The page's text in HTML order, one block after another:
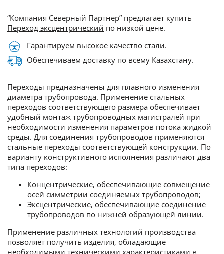
“Компания Северный Партнер” предлагает купить
Переход эксцентрический по низкой цене.
Гарантируем высокое качество стали.
Обеспечиваем доставку по всему Казахстану.
Переходы предназначены для плавного изменения
диаметра трубопровода. Применение стальных
переходов соответствующего размера обеспечивает
удобный монтаж трубопроводных магистралей при
необходимости изменения параметров потока жидкой
среды. Для соединения трубопроводов применяются
стальные переходы соответствующей конструкции. По
варианту конструктивного исполнения различают два
типа переходов:
Концентрические, обеспечивающие совмещение
осей симметрии соединяемых трубопроводов;
Эксцентрические, обеспечивающие соединение
трубопроводов по нижней образующей линии.
Применение различных технологий производства
позволяет получить изделия, обладающие
необходимыми техническими характеристиками в